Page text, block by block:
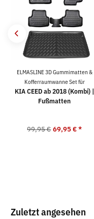
ELMASLINE 3D Gummimatten &
Kofferraumwanne Set für
KIA CEED ab 2018 (Kombi) |
Fußmatten
99,95 € 69,95 €*
Zuletzt angesehen